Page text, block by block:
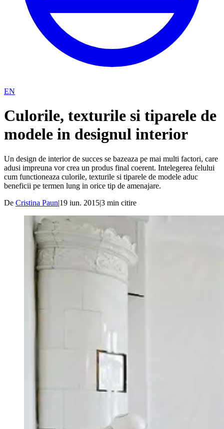
EN
Culorile, texturile si tiparele de
modele in designul interior
Un design de interior de succes se bazeaza pe mai multi factori, care
adusi impreuna vor crea un produs final coerent. Intelegerea felului
cum functioneaza culorile, texturile si tiparele de modele aduc
beneficii pe termen lung in orice tip de amenajare.
De Cristina Paun|19 iun. 2015|3 min citire